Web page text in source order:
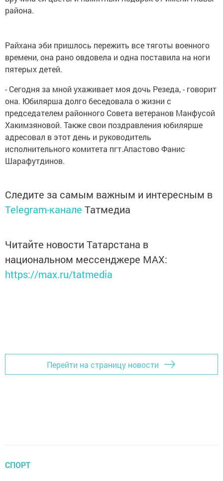
района.
Райхана эби пришлось пережить все тяготы военного
времени, она рано овдовела и одна поставила на ноги
пятерых детей.
- Сегодня за мной ухаживает моя дочь Резеда, - говорит
она. Юбилярша долго беседовала о жизни с
председателем районного Совета ветеранов Манфусой
Хакимзяновой. Также свои поздравления юбилярше
адресовал в этот день и руководитель
исполнительного комитета пгт.Апастово Фанис
Шарафутдинов.
Следите за самым важным и интересным в
Telegram-канале Татмедиа
Читайте новости Татарстана в
национальном мессенджере MАХ:
https://max.ru/tatmedia
Перейти на страницу новости
СПОРТ